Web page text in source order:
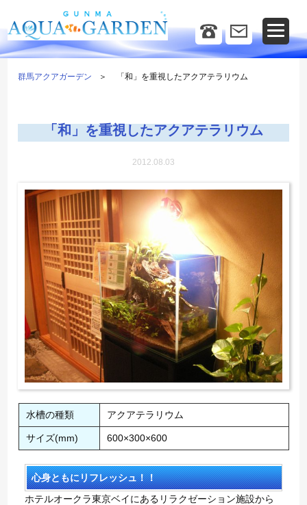
群馬アクアガーデン 「和」を重視したアクアテラリウム
「和」を重視したアクアテラリウム
2012.08.03
水槽の種類 アクアテラリウム
サイズ(mm) 600×300×600
心身ともにリフレッシュ！！
ホテルオークラ東京ベイにあるリラクゼーション施設から